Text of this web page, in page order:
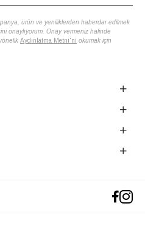
ürün ve yeniliklerden haberdar edilmek
onaylıyorum. Onay vermeniz halinde
Aydınlatma Metni'ni okumak için